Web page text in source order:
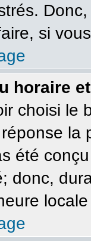
si
horaire
choisi le
la
été
donc,